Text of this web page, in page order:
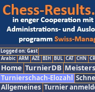
Logged on: Gast
Arabic ARM AZE BIH BUL CAT CHN
Home TurnierDB
Turnierschach-Elozahl
Allgemeines Turnier